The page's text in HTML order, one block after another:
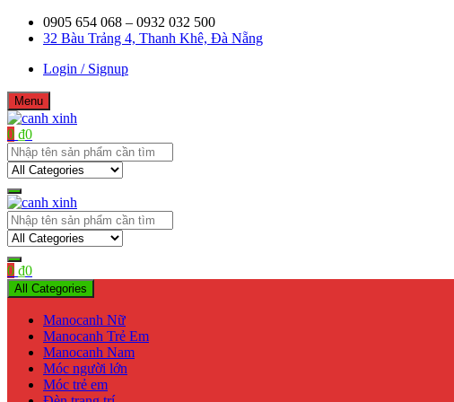
Skip
0905 654 068 – 0932 032 500
32 Bàu Trảng 4, Thanh Khê, Đà Nẵng
Login / Signup
Menu
canh xinh
Shop bán manơcanh, phụ kiện mở shop
0 ₫0
canh xinh
Shop bán manơcanh, phụ kiện mở shop
0 ₫0
All Categories
Manocanh Nữ
Manocanh Trẻ Em
Manocanh Nam
Móc người lớn
Móc trẻ em